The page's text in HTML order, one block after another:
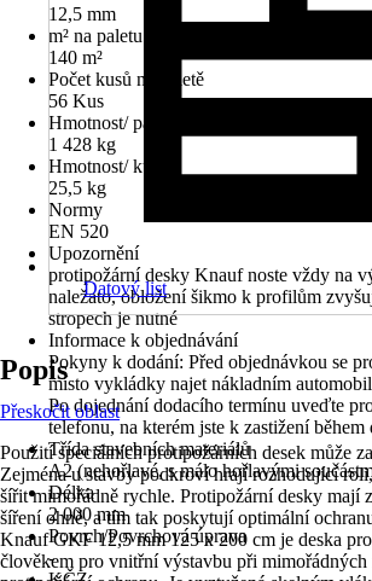
12,5 mm
m² na paletu
140 m²
Počet kusů na paletě
56 Kus
Hmotnost/ paleta
1 428 kg
Hmotnost/ kus
25,5 kg
Normy
EN 520
Upozornění
protipožární desky Knauf noste vždy na
naležato, obložení šikmo k profilům
stropech je nutné
Informace k objednávání
Pokyny k dodání: Před objednávkou se
místo vykládky najet nákladním
Po dojednání dodacího termínu uveďte
telefonu, na kterém jste k zastižení během
Třída stavebních materiálů
A2 (nehořlavé, s málo hořlavými
Délka
2 000 mm
Povrch/Povrchová úprava
-
Datový list
Popis
Přeskočit oblast
Použití speciálních protipožárních desek může
Zejména u stavby podkroví hrají rozhodující
šířit mimořádně rychle. Protipožární desky mají
šíření ohně, a tím tak poskytují optimální
Knauf GKF 12,5 mm 125 x 200 cm je deska
člověkem pro vnitřní výstavbu při mimořádných